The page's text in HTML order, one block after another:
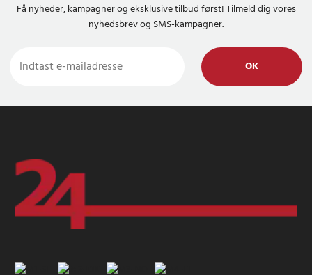
Få nyheder, kampagner og eksklusive tilbud først! Tilmeld dig vores
nyhedsbrev og SMS-kampagner.
OK